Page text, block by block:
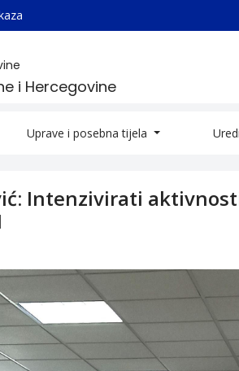
i Hercegovine
Uprave i posebna tijela
Intenzivirati